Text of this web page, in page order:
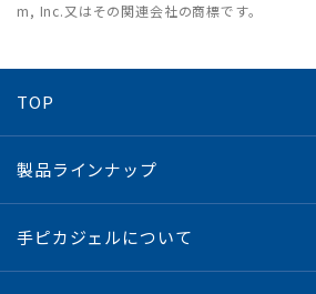
m, Inc.又はその関連会社の商標です。
TOP
製品ラインナップ
手ピカジェルについて